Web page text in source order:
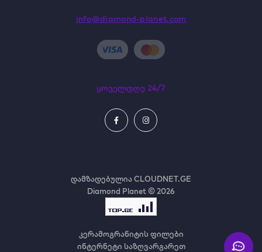
info@diamond-planet.com
ყოველდღე 24/7
დამზადებულიაCLOUDNET.GE
Diamond Planet © 2026
კერამოგრანიტის ფილები
ინტერნეტი საზღვარგარეთ